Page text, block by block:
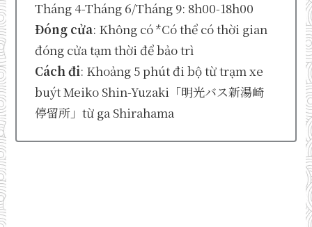
Tháng 4-Tháng 6/Tháng 9: 8h00-18h00
Đóng cửa: Không có *Có thể có thời gian
đóng cửa tạm thời để bảo trì
Cách đi: Khoảng 5 phút đi bộ từ trạm xe
buýt Meiko Shin-Yuzaki「明光バス新湯崎
停留所」từ ga Shirahama